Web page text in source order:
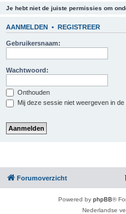
Je hebt niet de juiste permissies om
AANMELDEN • REGISTREER
Gebruikersnaam:
Wachtwoord:
Onthouden
Mij deze sessie niet weergeven in
Forumoverzicht
Powered by phpBB®
Nederlandse